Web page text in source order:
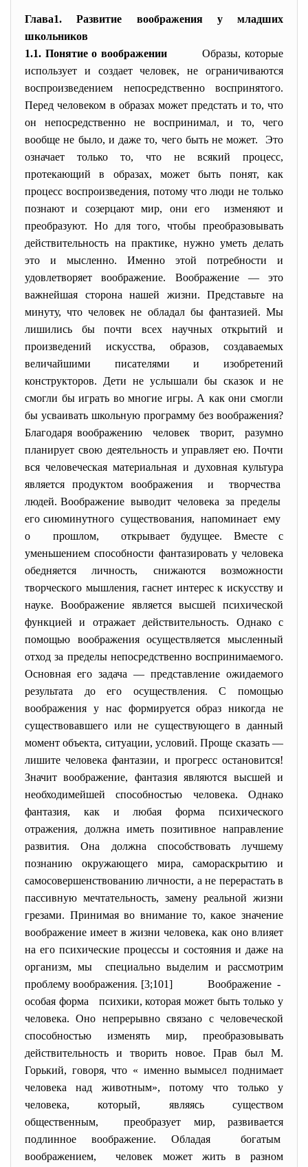
Глава1. Развитие воображения у младших
школьников
1.1. Понятие о воображенииОбразы, которые
использует и создает человек, не ограничиваются
воспроизведением непосредственно воспринятого.
Перед человеком в образах может предстать и то, что
он непосредственно не воспринимал, и то, чего
вообще не было, и даже то, чего быть не может. Это
означает только то, что не всякий процесс,
протекающий в образах, может быть понят, как
процесс воспроизведения, потому что люди не только
познают и созерцают мир, они его изменяют и
преобразуют. Но для того, чтобы преобразовывать
действительность на практике, нужно уметь делать
это и мысленно. Именно этой потребности и
удовлетворяет воображение. Воображение — это
важнейшая сторона нашей жизни. Представьте на
минуту, что человек не обладал бы фантазией. Мы
лишились бы почти всех научных открытий и
произведений искусства, образов, создаваемых
величайшими писателями и изобретений
конструкторов. Дети не услышали бы сказок и не
смогли бы играть во многие игры. А как они смогли
бы усваивать школьную программу без воображения?
Благодаря воображению человек творит, разумно
планирует свою деятельность и управляет ею. Почти
вся человеческая материальная и духовная культура
является продуктом воображения и творчества
людей. Воображение выводит человека за пределы
его сиюминутного существования, напоминает ему
о прошлом, открывает будущее. Вместе с
уменьшением способности фантазировать у человека
обедняется личность, снижаются возможности
творческого мышления, гаснет интерес к искусству и
науке. Воображение является высшей психической
функцией и отражает действительность. Однако с
помощью воображения осуществляется мысленный
отход за пределы непосредственно воспринимаемого.
Основная его задача — представление ожидаемого
результата до его осуществления. С помощью
воображения у нас формируется образ никогда не
существовавшего или не существующего в данный
момент объекта, ситуации, условий. Проще сказать —
лишите человека фантазии, и прогресс остановится!
Значит воображение, фантазия являются высшей и
необходимейшей способностью человека. Однако
фантазия, как и любая форма психического
отражения, должна иметь позитивное направление
развития. Она должна способствовать лучшему
познанию окружающего мира, самораскрытию и
самосовершенствованию личности, а не перерастать в
пассивную мечтательность, замену реальной жизни
грезами. Принимая во внимание то, какое значение
воображение имеет в жизни человека, как оно влияет
на его психические процессы и состояния и даже на
организм, мы специально выделим и рассмотрим
проблему воображения. [3;101] Воображение -
особая форма психики, которая может быть только у
человека. Оно непрерывно связано с человеческой
способностью изменять мир, преобразовывать
действительность и творить новое. Прав был М.
Горький, говоря, что « именно вымысел поднимает
человека над животным», потому что только у
человека, который, являясь существом
общественным, преобразует мир, развивается
подлинное воображение. Обладая богатым
воображением, человек может жить в разном